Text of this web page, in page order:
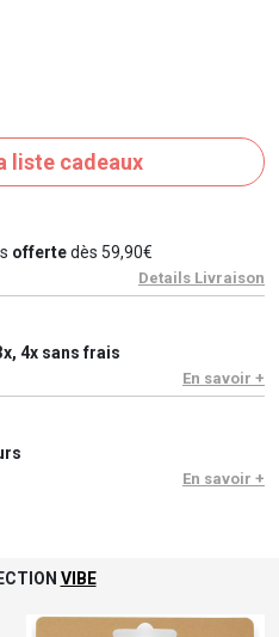
liste cadeaux
offertedès 59,90€
Details Livraison
4x sans frais
En savoir +
En savoir +
VIBE